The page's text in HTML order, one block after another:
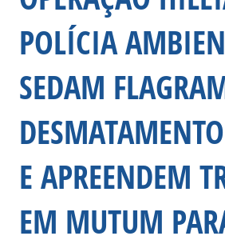
POLÍCIA
SEDAM
E APREENDEM
EM MUTUM